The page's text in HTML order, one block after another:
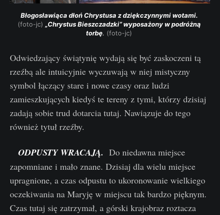
(foto-jc) „Chrystus Bieszczadzki” wyposażony w podróżną
torbę. (foto-jc)
Odwiedzający świątynię wydają się być zaskoczeni tą
rzeźbą ale intuicyjnie wyczuwają w niej mistyczny
symbol łączący stare i nowe czasy oraz ludzi
zamieszkujących kiedyś te tereny z tymi, którzy dzisiaj
zadają sobie trud dotarcia tutaj. Nawiązuje do tego
również tytuł rzeźby.
ODPUSTY WRACAJĄ. Do niedawna miejsce
zapomniane i mało znane. Dzisiaj dla wielu miejsce
upragnione, a czas odpustu to ukoronowanie wielkiego
oczekiwania na Maryję w miejscu tak bardzo pięknym.
Czas tutaj się zatrzymał, a górski krajobraz roztacza